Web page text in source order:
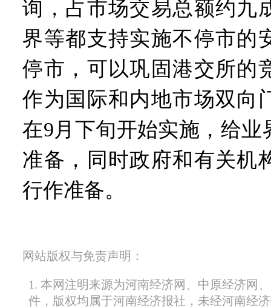
询，占市场交易总额约九
界等都支持实施不停市的
停市，可以巩固港交所的
作为国际和内地市场双向
在9月下旬开始实施，给业
准备，同时政府和有关机
行作准备。
网站版权与免责声明：
1. 本网注明来源为河南经济网、中原经济网
件，版权均属于河南经济报社，未经河南经